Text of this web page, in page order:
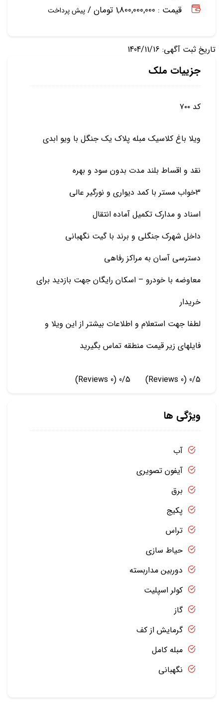
قیمت : 1,800,000,000 تومان /
پیش پرداخت
تاریخ ثبت آگهی: 1404/11/16
جزییات ملک
کد ۷۰۰
ویلا باغ کلاسیک مبله پلاک یک جنگل با ویو ابدی
نقد و اقساط بلند مدت بدون سود و بهره
۳خواب مستر با کمد دیواری و نورگیر عالی
اسناد و مدارک تکمیل آماده انتقال
داخل شهرک جنگلی و برند با گیت نگهبانی
دسترسی آسان به مراکز رفاهی
معاوضه با خودرو – اسکان رایگان جهت بازدید برای
خریدار
لطفا جهت استعلام و اطلاعات بیشتر از این ویلا و
فایلهای زیر قیمت منطقه تماس بگیرید
0/5
(0 Reviews)
0/5
(0 Reviews)
ویژگی ها
آب
آیفون تصویری
برق
پکیج
تراس
حیاط سازی
دوربین مداربسته
کولر اسپلیت
گاز
گرمایش از کف
مبله کامل
نگهبانی